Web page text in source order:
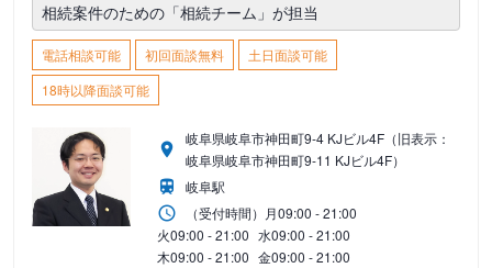
相続案件のための「相続チーム」が担当
電話相談可能 初回面談無料
土日面談可能
18時以降面談可能
岐阜県岐阜市神田町9-4 KJビル4F（旧表示：
岐阜県岐阜市神田町9-11 KJビル4F）
岐阜駅
（受付時間） 月09:00 - 21:00
火09:00 - 21:00 水09:00 - 21:00
木09:00 - 21:00 金09:00 - 21:00